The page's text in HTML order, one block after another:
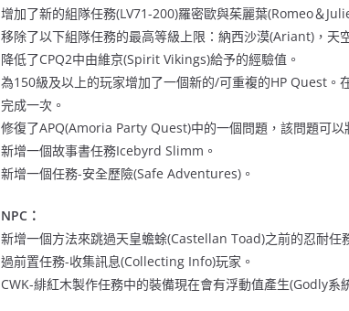
增加了新的組隊任務(LV71-200)羅密歐與茱麗葉(Romeo＆
移除了以下組隊任務的最高等級上限：納西沙漠(Ariant)，天
降低了CPQ2中由維京(Spirit Vikings)給予的經驗值。
為150級及以上的玩家增加了一個新的/可重複的HP Quest
完成一次。
修復了APQ(Amoria Party Quest)中的一個問題，該問題可
新增一個故事書任務Icebyrd Slimm。
新增一個任務-安全歷險(Safe Adventures)。
NPC：
新增一個方法來跳過天皇蟾蜍(Castellan Toad)之前的忍耐
過前置任務-收集訊息(Collecting Info)玩家。
CWK-緋紅木製作任務中的裝備現在會有浮動值產生(Godly系